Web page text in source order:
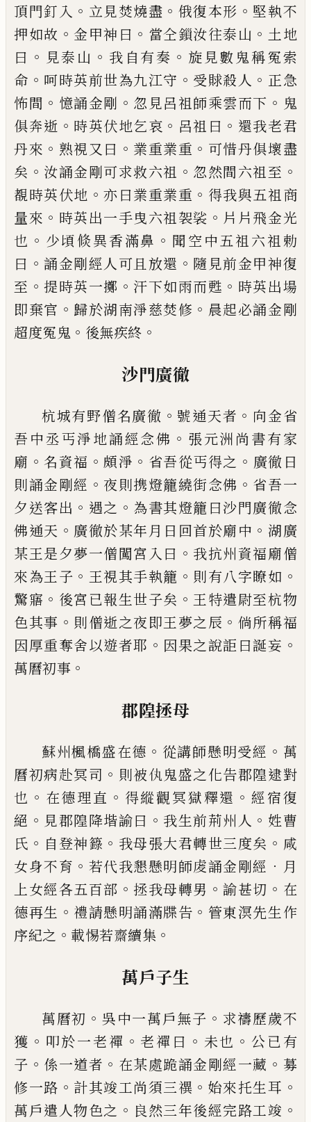
頂門釘入 。 立見焚燒盡 。 俄復本形 。 堅執不
押如故 。 金甲神曰 。 當仝鎻汝往泰山 。 土地
曰 。 見泰山 。 我自有奏 。 旋見數鬼稱冤索
命 。 呵時英前世為九江守 。 受賕殺人 。 正急
怖間 。 憶誦金剛 。 忽見呂祖師乘雲而下 。 鬼
俱奔逝 。 時英伏地乞哀 。 呂祖曰 。 還我老君
丹來 。 熟視又 曰 。 業重業重 。 可惜丹俱壞盡
矣 。 汝誦金剛可求救六祖 。 忽然間六祖至 。
覩時英伏地 。亦曰業重業重 。 得我與五祖商
量來 。 時英出一手曳六祖袈裟 。 片片飛金光
也 。 少頃倐異香滿鼻 。 聞空中五祖六祖勅
曰 。誦金剛經人可且放還 。 隨見前金甲神復
至 。提時英一擲 。 汗下如雨而甦 。 時英出場
即棄官 。 歸於湖南淨慈焚修 。 晨起必誦金剛
超度冤鬼 。 後無疾終 。
沙門廣徹
杭城有野僧名廣徹 。號通天者 。 向金省
吾中丞丐淨地誦經念佛 。 張元洲尚書有家
廟 。名資福 。頗淨 。 省吾從丐得之 。 廣徹日
則誦金剛經 。 夜則携燈籠繞街念佛 。 省吾一
夕送客出 。 遇之 。 為書其燈籠曰沙門廣徹念
佛通天 。 廣徹於某年月日回首於廟中 。 湖廣
某王是夕夢一僧闖宮入曰 。 我抗州資福廟僧
來為王子 。 王視其手執籠 。 則有八字瞭如 。
驚寤 。 後宮已報生世子矣 。 王特遣尉至杭物
色其事 。 則僧逝之夜即王夢之辰 。 倘所稱福
因厚重奪舍以遊者耶 。 因果之說詎 曰誕妄 。
萬曆初事 。
郡隍拯母
蘇州楓橋盛在德 。 從講師懸明受經 。 萬
曆初病赴冥司 。 則被𬽦鬼盛之化告郡隍逮對
也 。 在德理直 。 得縱觀冥獄釋還 。 經宿復
絕 。 見郡隍降堦諭曰 。 我生前荊州人 。 姓曹
氏 。 自登神籙 。 我母張大君轉世三度矣 。 咸
女身不育 。 若代我懇懸明師䖍誦金剛經 ． 月
上女經各五百部 。 拯我母轉男 。諭甚切 。 在
德再生 。 禮請懸明誦滿牒告 。 管東溟先生作
序紀之 。 載惕若齋續集 。
萬戶子生
萬曆初 。 吳中一萬戶無子 。 求禱歷歲不
獲 。 叩於一老禪 。 老禪曰 。 未也 。 公 已有
子 。 係一道者 。 在某處跪誦金剛經一藏 。 募
修一路 。 計其竣工尚須三禩 。 始來托生耳 。
萬戶遣人物色之 。 良然三年後經完路工竣 。